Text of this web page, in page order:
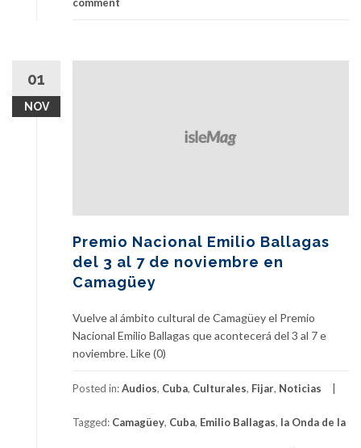
01
NOV
Premio Nacional Emilio Ballagas
del 3 al 7 de noviembre en
Camagüey
Vuelve al ámbito cultural de Camagüey el Premio
Nacional Emilio Ballagas que acontecerá del 3 al 7 e
noviembre. Like (0)
Posted in:Audios, Cuba, Culturales, Fijar, Noticias
Tagged: Camagüey, Cuba, Emilio Ballagas, la Onda de la